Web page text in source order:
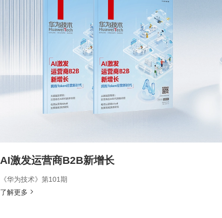
AI激发运营商B2B新增长
《华为技术》第101期
了解更多